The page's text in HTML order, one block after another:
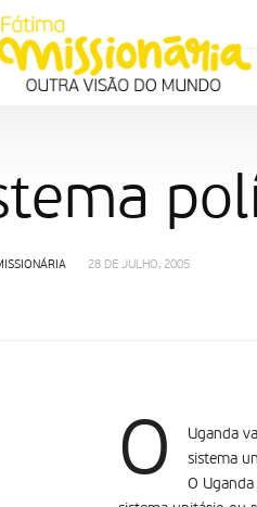
28 DE JULHO, 2005
O
Uganda
sistema
O